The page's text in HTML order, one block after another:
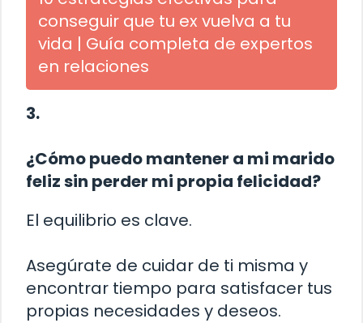
conseguir que tu ex vuelva a tu
vida | Guía completa de expertos
en relaciones
3.
¿Cómo puedo mantener a mi marido
feliz sin perder mi propia felicidad?
El equilibrio es clave.
Asegúrate de cuidar de ti misma y
encontrar tiempo para satisfacer tus
propias necesidades y deseos.